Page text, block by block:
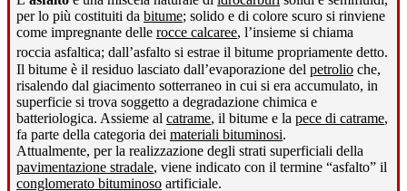
per lo più costituiti da bitume; solido e di colore scuro si rinviene
come impregnante delle rocce calcaree, l’insieme si chiama
roccia asfaltica; dall’asfalto si estrae il bitume propriamente detto.
Il bitume è il residuo lasciato dall’evaporazione del petrolio che,
risalendo dal giacimento sotterraneo in cui si era accumulato, in
superficie si trova soggetto a degradazione chimica e
batteriologica. Assieme al catrame, il bitume e la pece di catrame,
fa parte della categoria dei materiali bituminosi.
Attualmente, per la realizzazione degli strati superficiali della
pavimentazione stradale, viene indicato con il termine “asfalto” il
conglomerato bituminoso artificiale.